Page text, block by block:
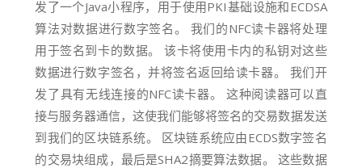
发了一个Java小程序，用于使用PKI基础设施和ECDSA
算法对数据进行数字签名。 我们的NFC读卡器将处理
用于签名到卡的数据。 该卡将使用卡内的私钥对这些
数据进行数字签名，并将签名返回给读卡器。 我们开
发了具有无线连接的NFC读卡器。 这种阅读器可以直
接与服务器通信，这使我们能够将签名的交易数据发送
到我们的区块链系统。 区块链系统应由ECDS数字签名
的交易块组成，最后是SHA2摘要算法数据。 这些数据